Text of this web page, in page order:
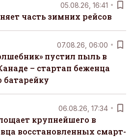
05.08.26, 16:41
часть зимних рейсов
07.08.26, 06:00
пустил пыль в
– стартап беженца
батарейку
06.08.26, 17:34
крупнейшего в
восстановленных смарт-